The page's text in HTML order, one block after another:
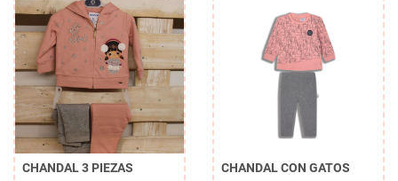
CHANDAL 3 PIEZAS
CHANDAL CON GATOS